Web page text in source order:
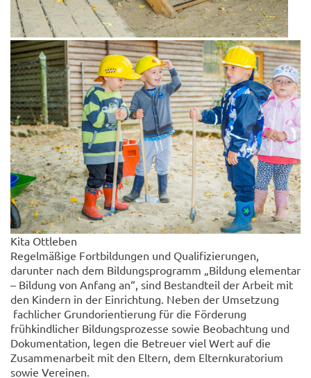
Kita Ottleben
Regelmäßige Fortbildungen und Qualifizierungen,
darunter nach dem Bildungsprogramm „Bildung elementar
– Bildung von Anfang an“, sind Bestandteil der Arbeit mit
den Kindern in der Einrichtung. Neben der Umsetzung
fachlicher Grundorientierung für die Förderung
frühkindlicher Bildungsprozesse sowie Beobachtung und
Dokumentation, legen die Betreuer viel Wert auf die
Zusammenarbeit mit den Eltern, dem Elternkuratorium
sowie Vereinen.